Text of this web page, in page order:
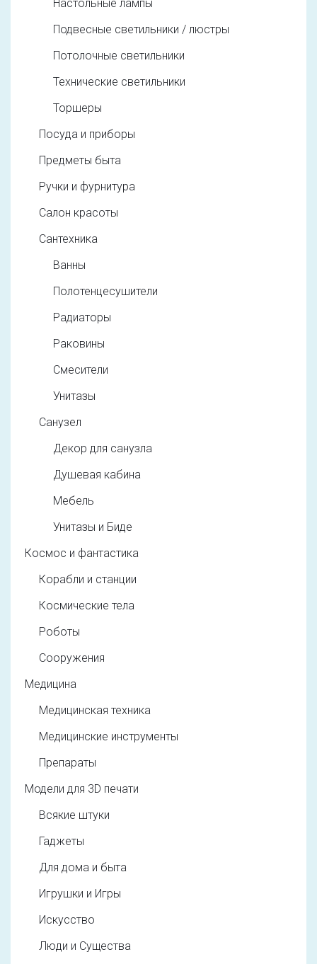
Настольные лампы
Подвесные светильники / люстры
Потолочные светильники
Технические светильники
Торшеры
Посуда и приборы
Предметы быта
Ручки и фурнитура
Салон красоты
Сантехника
Ванны
Полотенцесушители
Радиаторы
Раковины
Смесители
Унитазы
Санузел
Декор для санузла
Душевая кабина
Мебель
Унитазы и Биде
Космос и фантастика
Корабли и станции
Космические тела
Роботы
Сооружения
Медицина
Медицинская техника
Медицинские инструменты
Препараты
Модели для 3D печати
Всякие штуки
Гаджеты
Для дома и быта
Игрушки и Игры
Искусство
Люди и Существа